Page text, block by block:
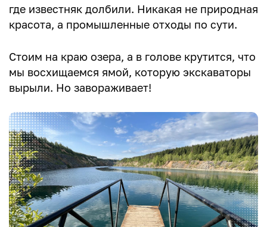
где известняк долбили. Никакая не природная
красота, а промышленные отходы по сути.
Стоим на краю озера, а в голове крутится, что
мы восхищаемся ямой, которую экскаваторы
вырыли. Но завораживает!